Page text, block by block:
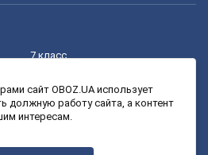
7 класс
9 класс
сайт OBOZ.UA использует
должную работу сайта, а контент
интересам.